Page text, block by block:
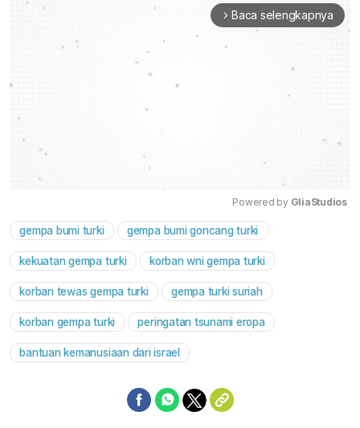
arrow_forward_ios Baca selengkapnya
Powered by GliaStudios
gempa bumi turki gempa bumi goncang turki
kekuatan gempa turki korban wni gempa turki
korban tewas gempa turki gempa turki suriah
korban gempa turki peringatan tsunami eropa
bantuan kemanusiaan dari israel